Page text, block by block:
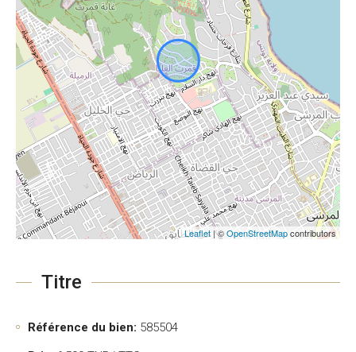
Leaflet| ©OpenStreetMapcontributors
Titre
Référence du bien: 585504